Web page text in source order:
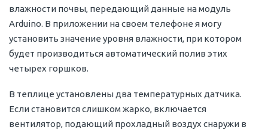
влажности почвы, передающий данные на модуль
Arduino. В приложении на своем телефоне я могу
установить значение уровня влажности, при котором
будет производиться автоматический полив этих
четырех горшков.
В теплице установлены два температурных датчика.
Если становится слишком жарко, включается
вентилятор, подающий прохладный воздух снаружи в